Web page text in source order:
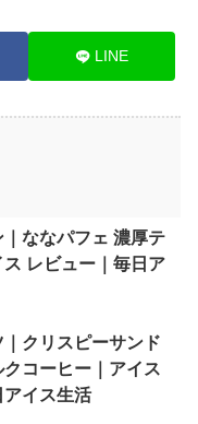
LINE
ななパフェ 濃厚テ
ス レビュー｜毎日ア
クリスピーサンド
コーヒー｜アイス
アイス生活